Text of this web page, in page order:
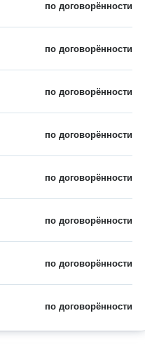
по договорённости
по договорённости
по договорённости
по договорённости
по договорённости
по договорённости
по договорённости
по договорённости